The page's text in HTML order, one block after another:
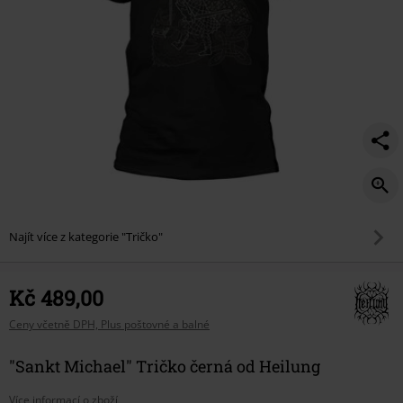
Najít více z kategorie "Tričko"
Kč 489,00
Ceny včetně DPH, Plus poštovné a balné
"Sankt Michael" Tričko černá od Heilung
Více informací o zboží